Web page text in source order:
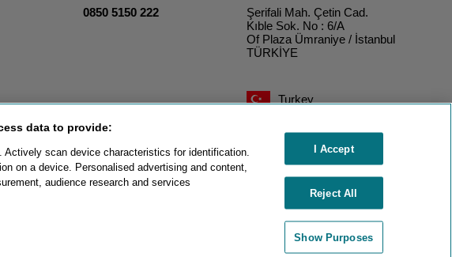
0850 5150 222
Şerifali Mah. Çetin Cad.
Kıble Sok. No : 6/A
Of Plaza Ümraniye / İstanbul
TÜRKİYE
Turkey
data to provide:
Actively scan device characteristics for identification.
on a device. Personalised advertising and content,
audience research and services
I Accept
Reject All
Show Purposes